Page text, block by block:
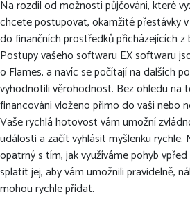
Na rozdíl od možností půjčování, které
chcete postupovat, okamžité přestávky
do finančních prostředků přicházejících
Postupy vašeho softwaru EX softwaru
o Flames, a navíc se počítají na dalších
vyhodnotili věrohodnost. Bez ohledu na
financování vloženo přímo do vaší nebo
Vaše rychlá hotovost vám umožní
události a začít vyhlásit myšlenku rychle.
opatrný s tím, jak využíváme pohyb
splatit jej, aby vám umožnili pravidelně,
mohou rychle přidat.